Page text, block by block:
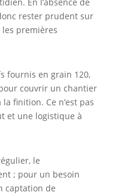
rester prudent sur
premières
fournis en grain 120,
couvrir un chantier
finition. Ce n’est pas
et une logistique à
le
; pour un besoin
captation de